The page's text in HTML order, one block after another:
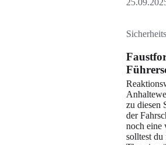
zu diesen
der
noch eine
solltest du